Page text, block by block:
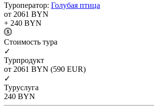
Туроператор: Голубая птица
от 2061 BYN
+ 240 BYN
Cтоимость тура
✓
Турпродукт
от 2061 BYN (590 EUR)
✓
Туруслуга
240 BYN